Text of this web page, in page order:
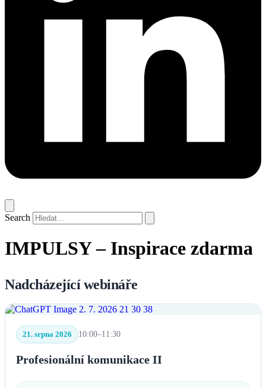
Search
IMPULSY – Inspirace zdarma
Nadcházející webináře
21. srpna 2026 10:00–11:30
Profesionální komunikace II